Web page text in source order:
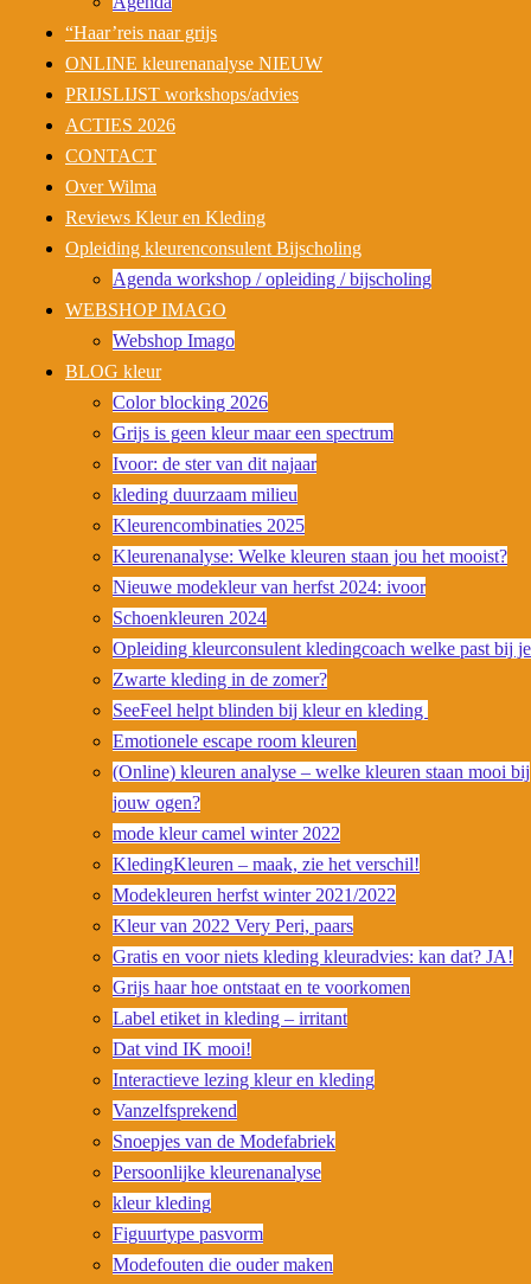
“Haar’reis naar grijs
ONLINE kleurenanalyse NIEUW
PRIJSLIJST workshops/advies
ACTIES 2026
CONTACT
Over Wilma
Reviews Kleur en Kleding
Opleiding kleurenconsulent Bijscholing
Agenda workshop / opleiding / bijscholing
WEBSHOP IMAGO
Webshop Imago
BLOG kleur
Color blocking 2026
Grijs is geen kleur maar een spectrum
Ivoor: de ster van dit najaar
kleding duurzaam milieu
Kleurencombinaties 2025
Kleurenanalyse: Welke kleuren staan jou het mooist?
Nieuwe modekleur van herfst 2024: ivoor
Schoenkleuren 2024
Opleiding kleurconsulent kledingcoach welke past bij
Zwarte kleding in de zomer?
SeeFeel helpt blinden bij kleur en kleding
Emotionele escape room kleuren
(Online) kleuren analyse – welke kleuren staan mooi bij
jouw ogen?
mode kleur camel winter 2022
KledingKleuren – maak, zie het verschil!
Modekleuren herfst winter 2021/2022
Kleur van 2022 Very Peri, paars
Gratis en voor niets kleding kleuradvies: kan dat? JA!
Grijs haar hoe ontstaat en te voorkomen
Label etiket in kleding – irritant
Dat vind IK mooi!
Interactieve lezing kleur en kleding
Vanzelfsprekend
Snoepjes van de Modefabriek
Persoonlijke kleurenanalyse
kleur kleding
Figuurtype pasvorm
Modefouten die ouder maken